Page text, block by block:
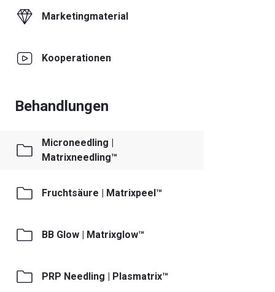
Marketingmaterial
Kooperationen
Behandlungen
Microneedling |
Matrixneedling™
Fruchtsäure | Matrixpeel™
BB Glow | Matrixglow™
PRP Needling | Plasmatrix™